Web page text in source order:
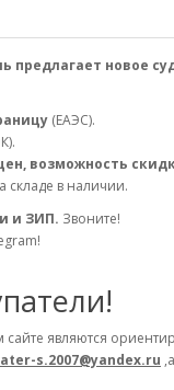
предлагает новое
(ЕАЭС).
возможность
складе в наличии.
и ЗИП. Звоните!
являются
s.2007@yandex.ru